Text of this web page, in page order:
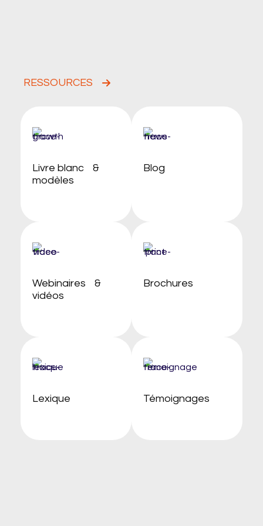
RESSOURCES
Livre blanc &
modèles
Blog
Webinaires &
vidéos
Brochures
Lexique Témoignages